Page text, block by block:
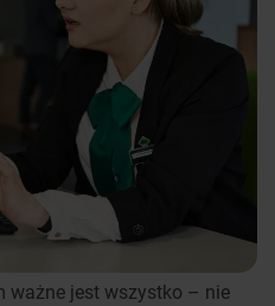
ważne jest wszystko – nie